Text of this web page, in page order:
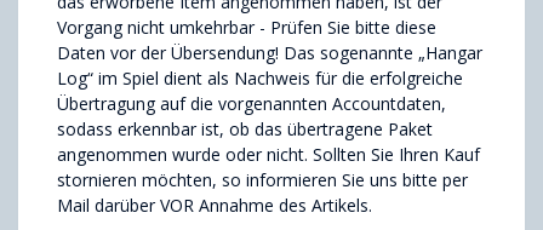
Vorgang nicht umkehrbar - Prüfen Sie bitte diese
Daten vor der Übersendung! Das sogenannte „Hangar
Log“ im Spiel dient als Nachweis für die erfolgreiche
Übertragung auf die vorgenannten Accountdaten,
sodass erkennbar ist, ob das übertragene Paket
angenommen wurde oder nicht. Sollten Sie Ihren Kauf
stornieren möchten, so informieren Sie uns bitte per
Mail darüber VOR Annahme des Artikels.